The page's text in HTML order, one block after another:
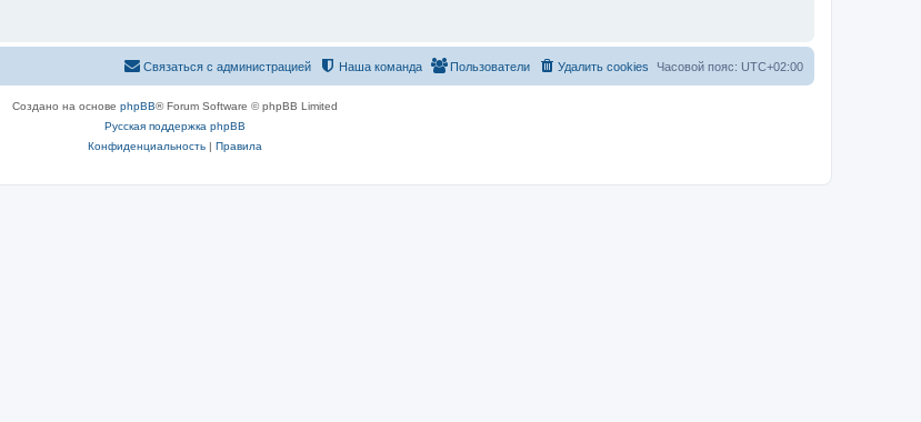
Часовой пояс: UTC+02:00
Удалить cookies
Пользователи
Наша команда
Связаться с администрацией
Создано на основе phpBB® Forum Software © phpBB Limited
Русская поддержка phpBB
Конфиденциальность| Правила